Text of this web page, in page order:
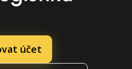
účet